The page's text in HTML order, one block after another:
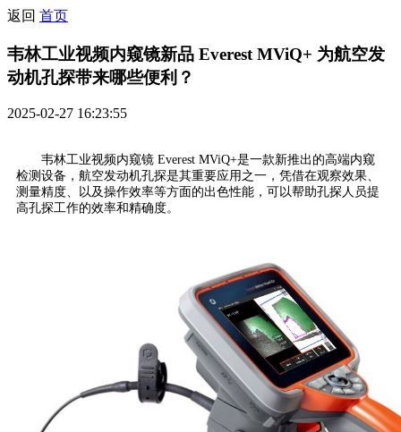
返回 首页
韦林工业视频内窥镜新品 Everest MViQ+ 为航空发
动机孔探带来哪些便利？
2025-02-27 16:23:55
韦林工业视频内窥镜 Everest MViQ+是一款新推出的高端内窥
检测设备，航空发动机孔探是其重要应用之一，凭借在观察效果、
测量精度、以及操作效率等方面的出色性能，可以帮助孔探人员提
高孔探工作的效率和精确度。